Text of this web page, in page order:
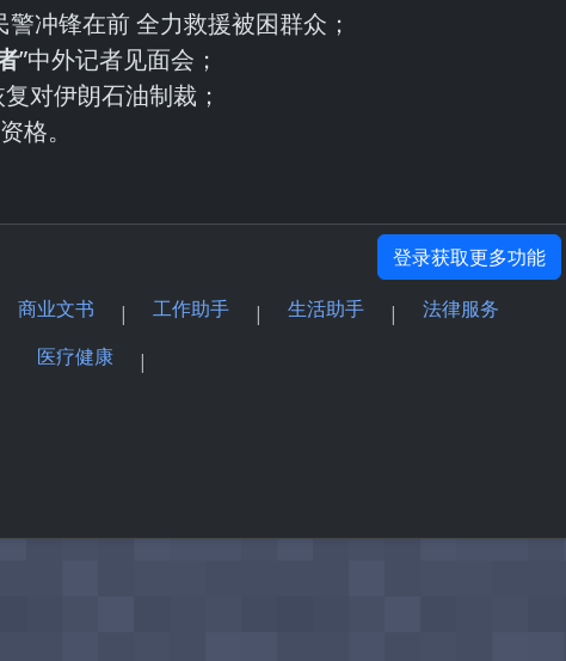
警冲锋在前 全力救援被困群众；
”中外记者见面会；
对伊朗石油制裁；
格。
登录获取更多功能
商业文书 | 工作助手 | 生活助手 |
法律服务
医疗健康
|